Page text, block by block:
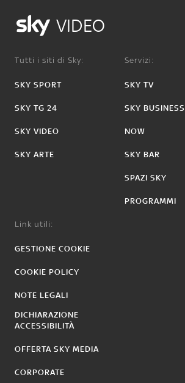
VIDEO
Tutti i siti di Sky:
SKY SPORT
SKY TG 24
SKY VIDEO
SKY ARTE
Servizi:
SKY TV
SKY BUSINESS
NOW
SKY BAR
SPAZI SKY
PROGRAMMI
Link utili:
GESTIONE COOKIE
COOKIE POLICY
NOTE LEGALI
DICHIARAZIONE
ACCESSIBILITÀ
OFFERTA SKY MEDIA
CORPORATE